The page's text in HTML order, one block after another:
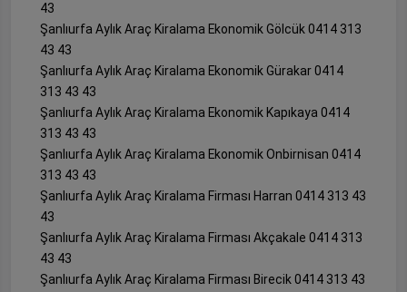
43
Şanlıurfa Aylık Araç Kiralama Ekonomik Gölcük 0414 313
43 43
Şanlıurfa Aylık Araç Kiralama Ekonomik Gürakar 0414
313 43 43
Şanlıurfa Aylık Araç Kiralama Ekonomik Kapıkaya 0414
313 43 43
Şanlıurfa Aylık Araç Kiralama Ekonomik Onbirnisan 0414
313 43 43
Şanlıurfa Aylık Araç Kiralama Firması Harran 0414 313 43
43
Şanlıurfa Aylık Araç Kiralama Firması Akçakale 0414 313
43 43
Şanlıurfa Aylık Araç Kiralama Firması Birecik 0414 313 43